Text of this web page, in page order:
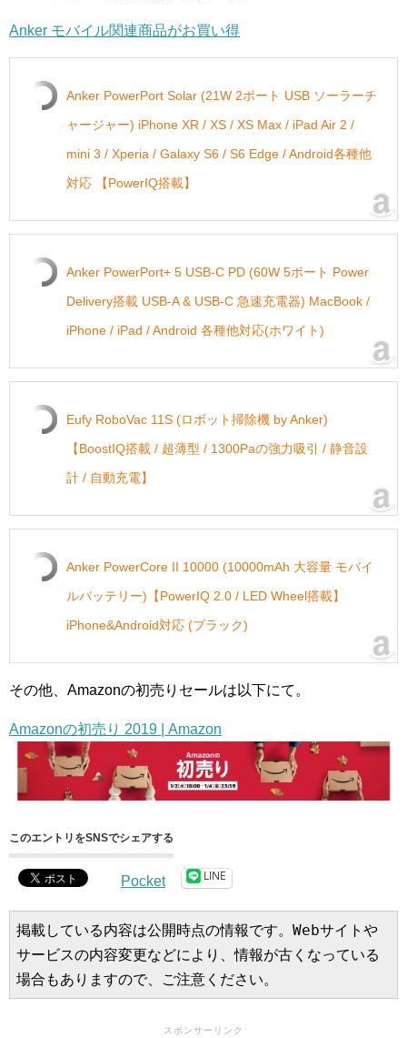
Anker モバイル関連商品がお買い得
Anker PowerPort Solar (21W 2ポート USB ソーラーチ
ャージャー) iPhone XR / XS / XS Max / iPad Air 2 /
mini 3 / Xperia / Galaxy S6 / S6 Edge / Android各種他
対応 【PowerIQ搭載】
Anker PowerPort+ 5 USB-C PD (60W 5ポート Power
Delivery搭載 USB-A & USB-C 急速充電器) MacBook /
iPhone / iPad / Android 各種他対応(ホワイト)
Eufy RoboVac 11S (ロボット掃除機 by Anker)
【BoostIQ搭載 / 超薄型 / 1300Paの強力吸引 / 静音設
計 / 自動充電】
Anker PowerCore II 10000 (10000mAh 大容量 モバイ
ルバッテリー)【PowerIQ 2.0 / LED Wheel搭載】
iPhone&Android対応 (ブラック)
その他、Amazonの初売りセールは以下にて。
Amazonの初売り 2019 | Amazon
このエントリをSNSでシェアする
Pocket LINE
掲載している内容は公開時点の情報です。Webサイトや
サービスの内容変更などにより、情報が古くなっている
場合もありますので、ご注意ください。
スポンサーリンク